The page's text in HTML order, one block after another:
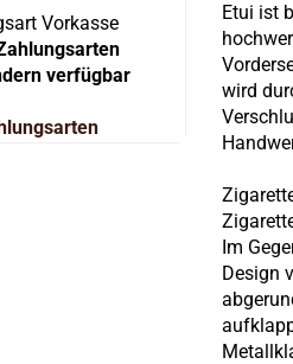
Etui ist
wird
Im
Design
verfügbar